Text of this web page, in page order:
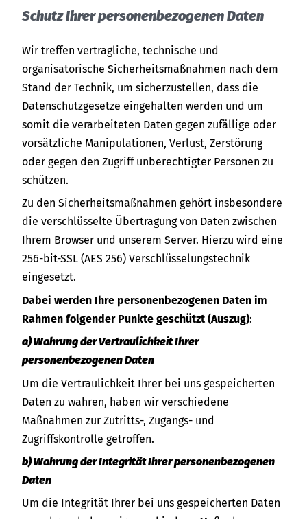
Schutz Ihrer personenbezogenen Daten
Wir treffen vertragliche, technische und
organisatorische Sicherheitsmaßnahmen nach dem
Stand der Technik, um sicherzustellen, dass die
Datenschutzgesetze eingehalten werden und um
somit die verarbeiteten Daten gegen zufällige oder
vorsätzliche Manipulationen, Verlust, Zerstörung
oder gegen den Zugriff unberechtigter Personen zu
schützen.
Zu den Sicherheitsmaßnahmen gehört insbesondere
die verschlüsselte Übertragung von Daten zwischen
Ihrem Browser und unserem Server. Hierzu wird eine
256-bit-SSL (AES 256) Verschlüsselungstechnik
eingesetzt.
Dabei werden Ihre personenbezogenen Daten im
Rahmen folgender Punkte geschützt (Auszug):
a) Wahrung der Vertraulichkeit Ihrer
personenbezogenen Daten
Um die Vertraulichkeit Ihrer bei uns gespeicherten
Daten zu wahren, haben wir verschiedene
Maßnahmen zur Zutritts-, Zugangs- und
Zugriffskontrolle getroffen.
b) Wahrung der Integrität Ihrer personenbezogenen
Daten
Um die Integrität Ihrer bei uns gespeicherten Daten